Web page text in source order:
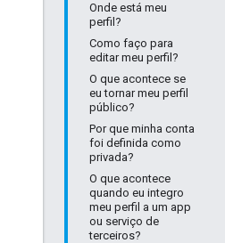
Onde está meu
perfil?
Como faço para
editar meu perfil?
O que acontece se
eu tornar meu perfil
público?
Por que minha conta
foi definida como
privada?
O que acontece
quando eu integro
meu perfil a um app
ou serviço de
terceiros?